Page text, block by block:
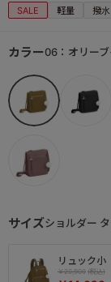
SALE 軽量 撥水
サイズショルダー
リュック小
￥20,900
カラー06：オリー